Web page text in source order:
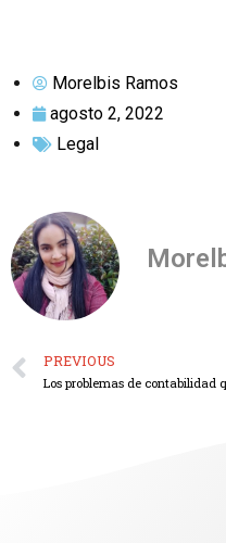
Morelbis Ramos
agosto 2, 2022
Legal
PREVIOUS